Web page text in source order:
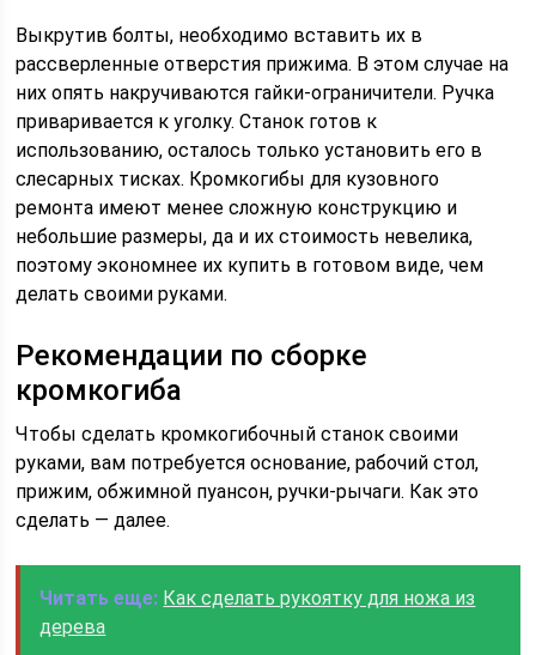
Выкрутив болты, необходимо вставить их в
рассверленные отверстия прижима. В этом случае на
них опять накручиваются гайки-ограничители. Ручка
приваривается к уголку. Станок готов к
использованию, осталось только установить его в
слесарных тисках. Кромкогибы для кузовного
ремонта имеют менее сложную конструкцию и
небольшие размеры, да и их стоимость невелика,
поэтому экономнее их купить в готовом виде, чем
делать своими руками.
Рекомендации по сборке
кромкогиба
Чтобы сделать кромкогибочный станок своими
руками, вам потребуется основание, рабочий стол,
прижим, обжимной пуансон, ручки-рычаги. Как это
сделать — далее.
Читать еще: Как сделать рукоятку для ножа из
дерева